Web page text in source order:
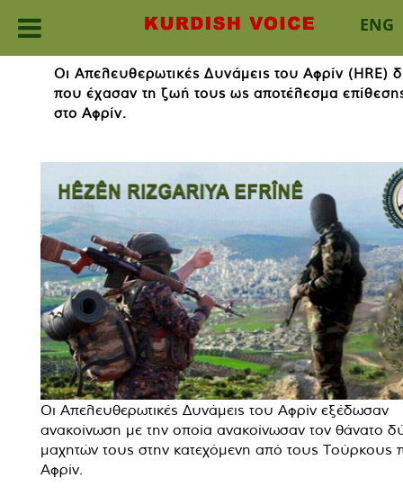
ENG
Οι Απελευθερωτικές Δυνάμεις του Αφρίν (HRE)
που έχασαν τη ζωή τους ως αποτέλεσμα
στο Αφρίν.
Οι Απελευθερωτικές Δυνάμεις του Αφρίν εξέδωσαν
ανακοίνωση με την οποία ανακοίνωσαν τον θάνατο
μαχητών τους στην κατεχόμενη από τους Τούρκους
Αφρίν.